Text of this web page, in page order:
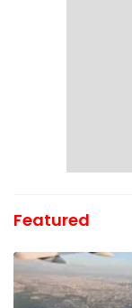
Featured